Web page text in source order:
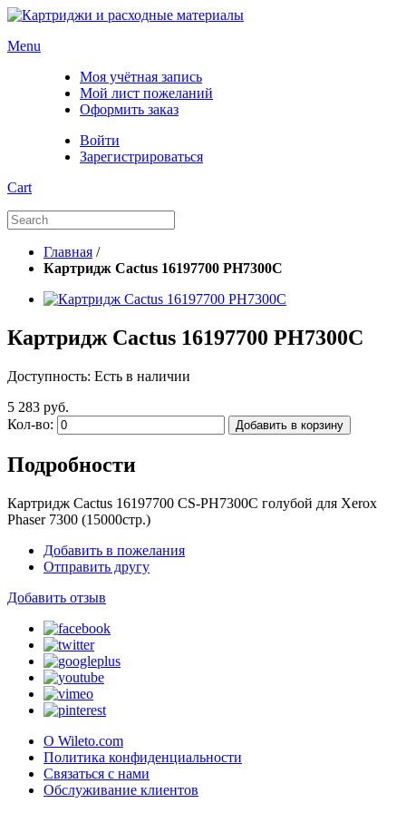
Menu
Моя учётная запись
Мой лист пожеланий
Оформить заказ
Войти
Зарегистрироваться
Cart
Главная /
Картридж Cactus 16197700 PH7300C
Картридж Cactus 16197700 PH7300C
Доступность: Есть в наличии
5 283 руб.
Кол-во:
Добавить в корзину
Подробности
Картридж Cactus 16197700 CS-PH7300C голубой для Xerox
Phaser 7300 (15000стр.)
Добавить в пожелания
Отправить другу
Добавить отзыв
О Wileto.com
Политика конфиденциальности
Связаться с нами
Обслуживание клиентов